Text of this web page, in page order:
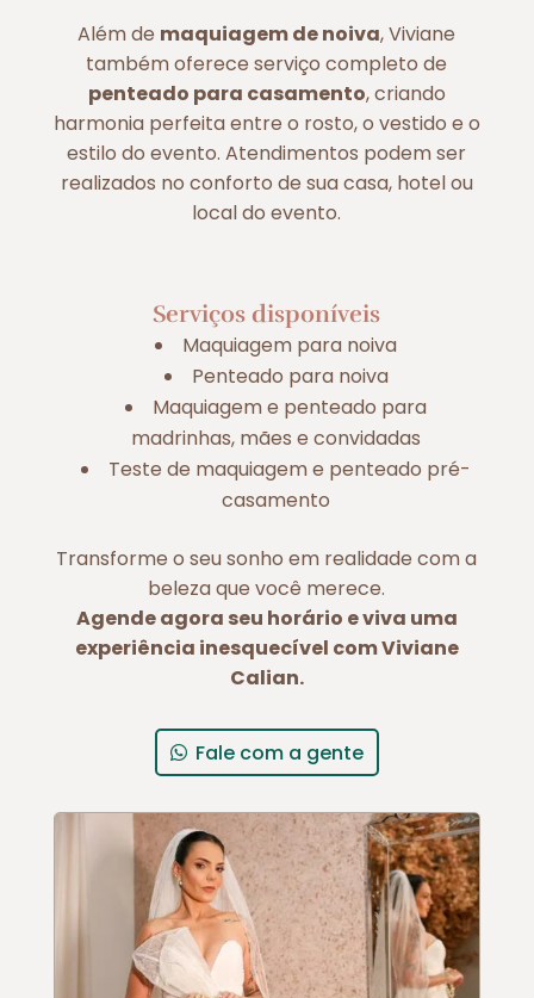
Além de maquiagem de noiva, Viviane
também oferece serviço completo de
penteado para casamento, criando
harmonia perfeita entre o rosto, o vestido e o
estilo do evento. Atendimentos podem ser
realizados no conforto de sua casa, hotel ou
local do evento.
Serviços disponíveis
Maquiagem para noiva
Penteado para noiva
Maquiagem e penteado para
madrinhas, mães e convidadas
Teste de maquiagem e penteado pré-
casamento
Transforme o seu sonho em realidade com a
beleza que você merece.
Agende agora seu horário e viva uma
experiência inesquecível com Viviane
Calian.
Fale com a gente